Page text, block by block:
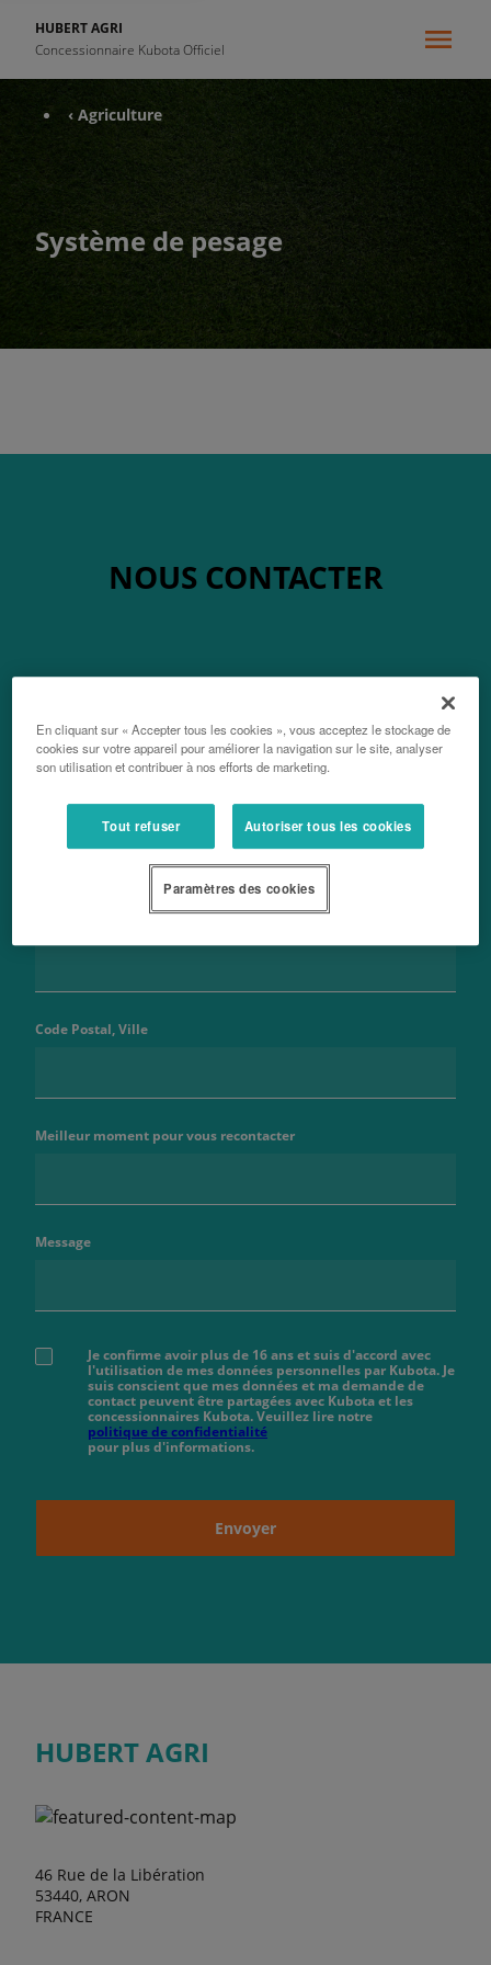
HUBERT AGRI
Concessionnaire Kubota Officiel
‹ Agriculture
Système de pesage
NOUS CONTACTER
Code Postal, Ville
Meilleur moment pour vous recontacter
Message
Je confirme avoir plus de 16 ans et suis d'accord avec
l'utilisation de mes données personnelles par Kubota. Je
suis conscient que mes données et ma demande de
contact peuvent être partagées avec Kubota et les
concessionnaires Kubota. Veuillez lire notre
politique de confidentialité
pour plus d'informations.
Envoyer
HUBERT AGRI
46 Rue de la Libération
53440, ARON
FRANCE
En cliquant sur « Accepter tous les cookies », vous acceptez le stockage de
cookies sur votre appareil pour améliorer la navigation sur le site, analyser
son utilisation et contribuer à nos efforts de marketing.
Tout refuser Autoriser tous les cookies
Paramètres des cookies